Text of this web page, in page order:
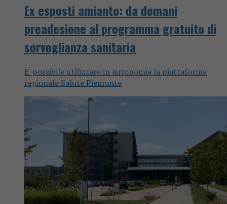
Ex esposti amianto: da domani
preadesione al programma gratuito di
sorveglianza sanitaria
E' possibile utilizzare in autonomia la piattaforma
regionale Salute Piemonte